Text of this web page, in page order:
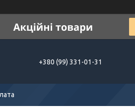
+380 (99) 331-01-31